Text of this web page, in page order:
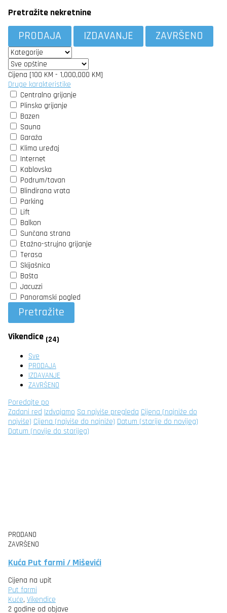
Pretražite nekretnine
PRODAJA IZDAVANJE ZAVRŠENO
Cijena [100 KM - 1,000,000 KM]
Druge karakteristike
Centralno grijanje
Plinsko grijanje
Bazen
Sauna
Garaža
Klima uređaj
Internet
Kablovska
Podrum/tavan
Blindirana vrata
Parking
Lift
Balkon
Sunčana strana
Etažno-strujno grijanje
Terasa
Skijašnica
Bašta
Jacuzzi
Panoramski pogled
Pretražite
Vikendice (24)
Sve
PRODAJA
IZDAVANJE
ZAVRŠENO
Poredajte po
Zadani red Izdvajamo Sa najviše pregleda Cijena (najniže do
najviše) Cijena (najviše do najniže) Datum (starije do novijeg)
Datum (novije do starijeg)
PRODANO
ZAVRŠENO
Kuća Put farmi / Miševići
Cijena na upit
Put farmi
Kuće, Vikendice
2 godine od objave